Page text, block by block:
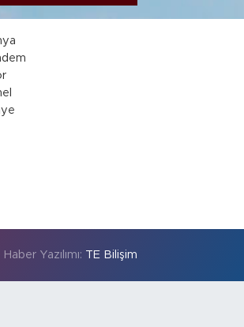
Haber Yazılımı: TE Bilişim